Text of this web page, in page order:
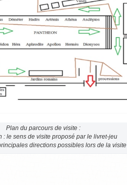
Plan du parcours de visite :
: le sens de visite proposé par le livret-jeu
directions possibles lors de la visite